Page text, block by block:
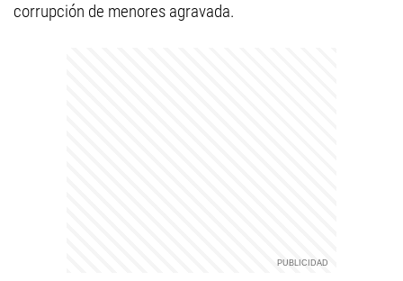
corrupción de menores agravada.